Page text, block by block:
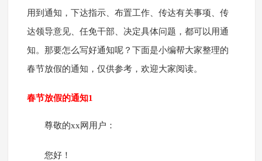
用到通知，下达指示、布置工作、传达有关事项、传
达领导意见、任免干部、决定具体问题，都可以用通
知。那要怎么写好通知呢？下面是小编帮大家整理的
春节放假的通知，仅供参考，欢迎大家阅读。
春节放假的通知1
尊敬的xx网用户：
您好！